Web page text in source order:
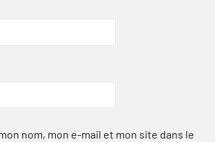
nom, mon e-mail et mon site dans le